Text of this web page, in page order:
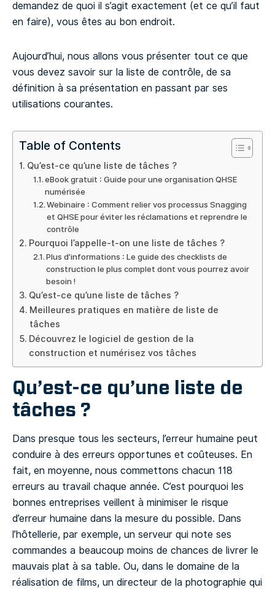
demandez de quoi il s’agit exactement (et ce qu’il faut
en faire), vous êtes au bon endroit.
Aujourd’hui, nous allons vous présenter tout ce que
vous devez savoir sur la liste de contrôle, de sa
définition à sa présentation en passant par ses
utilisations courantes.
Table of Contents
Qu’est-ce qu’une liste de tâches ?
eBook gratuit : Guide pour une organisation QHSE
numérisée
Webinaire : Comment relier vos processus Snagging
et QHSE pour éviter les réclamations et reprendre le
contrôle
Pourquoi l’appelle-t-on une liste de tâches ?
Plus d’informations : Le guide des checklists de
construction le plus complet dont vous pourrez avoir
besoin !
Qu’est-ce qu’une liste de tâches ?
Meilleures pratiques en matière de liste de
tâches
Découvrez le logiciel de gestion de la
construction et numérisez vos tâches
Qu’est-ce qu’une liste de
tâches ?
Dans presque tous les secteurs, l’erreur humaine peut
conduire à des erreurs opportunes et coûteuses. En
fait, en moyenne, nous commettons chacun 118
erreurs au travail chaque année. C’est pourquoi les
bonnes entreprises veillent à minimiser le risque
d’erreur humaine dans la mesure du possible. Dans
l’hôtellerie, par exemple, un serveur qui note ses
commandes a beaucoup moins de chances de livrer le
mauvais plat à sa table. Ou, dans le domaine de la
réalisation de films, un directeur de la photographie qui